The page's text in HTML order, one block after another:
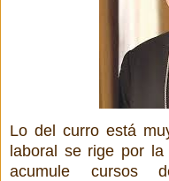
Lo del curro está
laboral se rige por
acumule cursos